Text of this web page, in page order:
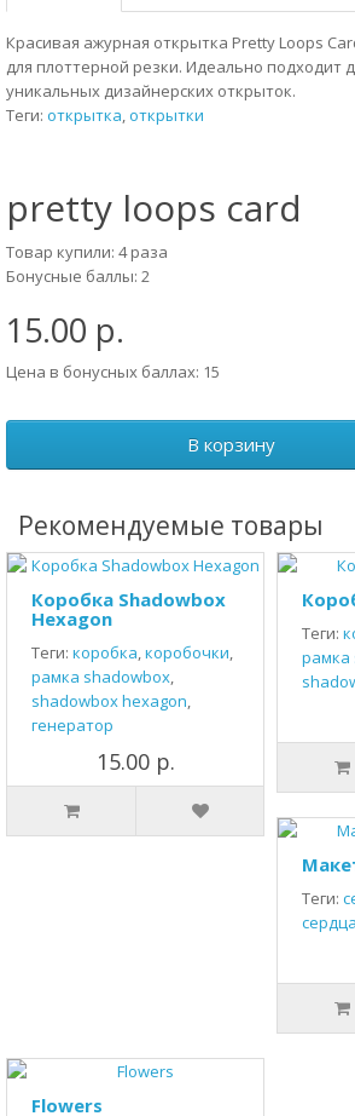
Красивая ажурная открытка Pretty Loops
для плоттерной резки. Идеально подходит
уникальных дизайнерских открыток.
Теги: открытка,открытки
pretty loops card
Товар купили: 4 раза
Бонусные баллы: 2
15.00 р.
Цена в бонусных баллах: 15
В корзину
Рекомендуемые товары
Коробка Shadowbox
Hexagon
Теги: коробка,коробочки,
рамка shadowbox,
shadowbox hexagon,
генератор
15.00 р.
Теги:
рамка
Теги:
сердца
Flowers